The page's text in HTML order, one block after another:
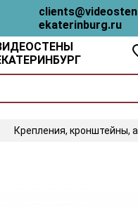
ekaterinburg.ru
Крепления, кронштейны,